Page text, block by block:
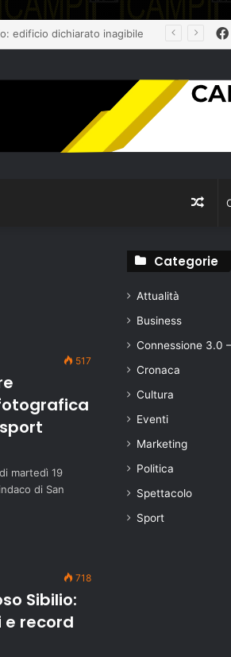
517
martedì 19
di San
718
Sibilio:
record
Categorie
Attualità
Business
Connessione 3.0
Cronaca
Cultura
Eventi
Marketing
Politica
Spettacolo
Sport